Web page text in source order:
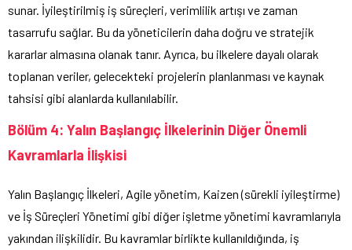
sunar. İyileştirilmiş iş süreçleri, verimlilik artışı ve zaman
tasarrufu sağlar. Bu da yöneticilerin daha doğru ve stratejik
kararlar almasına olanak tanır. Ayrıca, bu ilkelere dayalı olarak
toplanan veriler, gelecekteki projelerin planlanması ve kaynak
tahsisi gibi alanlarda kullanılabilir.
Bölüm 4: Yalın Başlangıç İlkelerinin Diğer Önemli
Kavramlarla İlişkisi
Yalın Başlangıç İlkeleri, Agile yönetim, Kaizen (sürekli iyileştirme)
ve İş Süreçleri Yönetimi gibi diğer işletme yönetimi kavramlarıyla
yakından ilişkilidir. Bu kavramlar birlikte kullanıldığında, iş